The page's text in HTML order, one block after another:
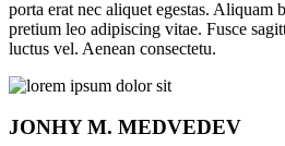
porta erat nec aliquet egestas. Aliquam
pretium leo adipiscing vitae. Fusce
luctus vel. Aenean consectetu.
JONHYM. MEDVEDEV